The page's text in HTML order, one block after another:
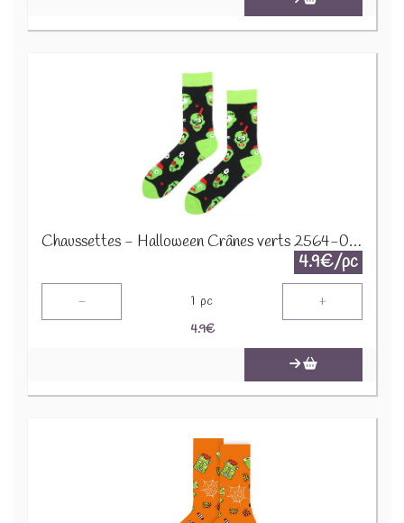
Chaussettes - Halloween Crânes verts 2564-008 Taille 38-45
4.9€/pc
- 1 pc +
4.9€